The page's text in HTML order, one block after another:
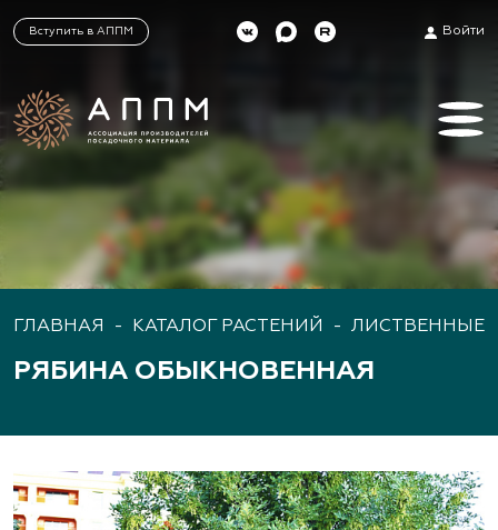
Вступить в АППМ Войти
ГЛАВНАЯ - КАТАЛОГ РАСТЕНИЙ - ЛИСТВЕННЫЕ
РЯБИНА ОБЫКНОВЕННАЯ